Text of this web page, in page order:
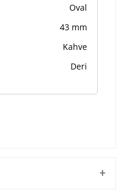
Oval
43 mm
Kahve
Deri